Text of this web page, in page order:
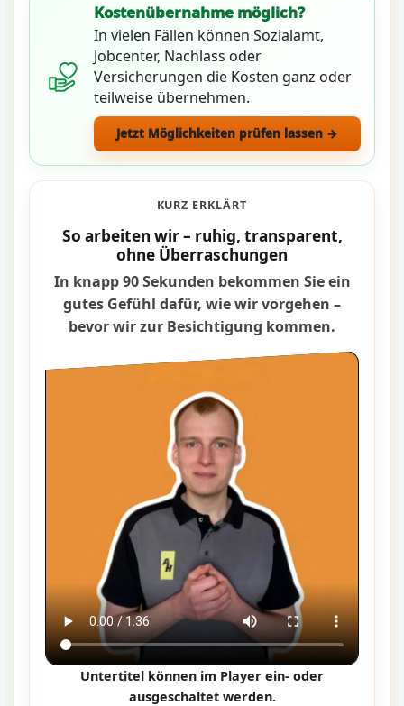
Kostenübernahme möglich?
In vielen Fällen können Sozialamt,
Jobcenter, Nachlass oder
Versicherungen die Kosten ganz oder
teilweise übernehmen.
Jetzt Möglichkeiten prüfen lassen →
KURZ ERKLÄRT
So arbeiten wir – ruhig, transparent,
ohne Überraschungen
In knapp 90 Sekunden bekommen Sie ein
gutes Gefühl dafür, wie wir vorgehen –
bevor wir zur Besichtigung kommen.
Untertitel können im Player ein- oder
ausgeschaltet werden.